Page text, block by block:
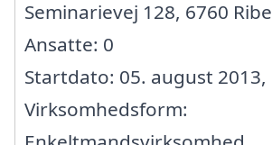
Seminarievej 128, 6760 Ribe
Ansatte: 0
Startdato: 05. august 2013,
Virksomhedsform: